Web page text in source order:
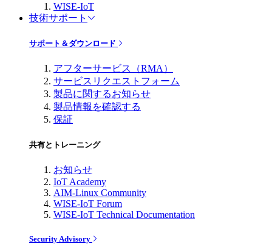
WISE-IoT
技術サポート
サポート＆ダウンロード
アフターサービス（RMA）
サービスリクエストフォーム
製品に関するお知らせ
製品情報を確認する
保証
共有とトレーニング
お知らせ
IoT Academy
AIM-Linux Community
WISE-IoT Forum
WISE-IoT Technical Documentation
Security Advisory